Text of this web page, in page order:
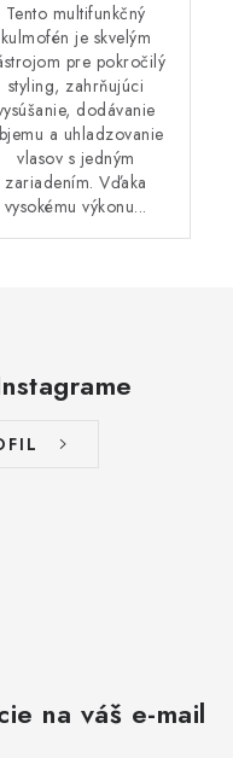
Tento multifunkčný
kulmofén je skvelým
pre pokročilý
styling, zahrňujúci
dodávanie
a uhladzovanie
vlasov s jedným
zariadením. Vďaka
vysokému výkonu...
na váš e-mail